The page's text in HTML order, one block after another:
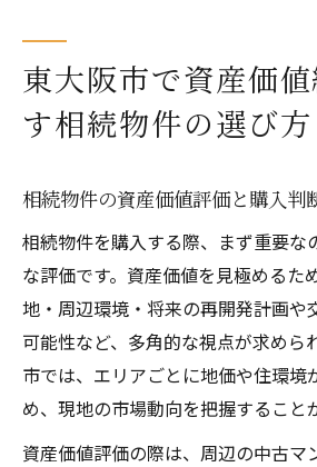
東大阪市で資産価
す相続物件の選び方
相続物件の資産価値評価と購入判
相続物件を購入する際、まず重要な
な評価です。資産価値を見極めるた
地・周辺環境・将来の再開発計画や
可能性など、多角的な視点が求めら
市では、エリアごとに地価や住環境
め、現地の市場動向を把握すること
資産価値評価の際は、周辺の中古マ